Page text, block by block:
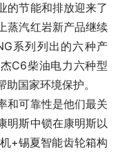
的节能和排放迎来了
蒸汽红岩新产品继续
系列列出的六种产
C6柴油电力六种型
国家环境保护。
和可靠性是他们最关
明斯中锁在康明斯以
+锡夏智能齿轮箱构